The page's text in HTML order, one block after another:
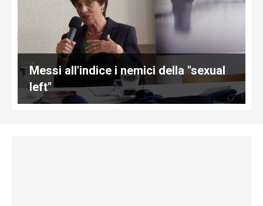
Messi all'indice i nemici della "sexual
left"